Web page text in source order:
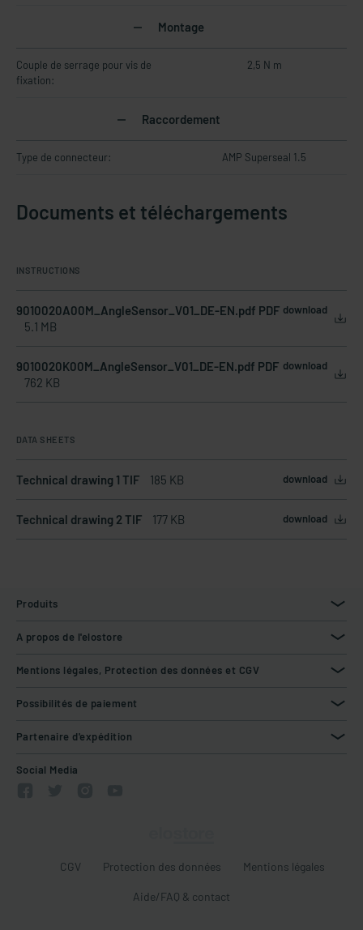
Montage
Couple de serrage pour vis de
fixation:
2,5 N m
Raccordement
Type de connecteur: AMP Superseal 1.5
Documents et téléchargements
INSTRUCTIONS
9010020A00M_AngleSensor_V01_DE-EN.pdf PDF
5.1 MB
download
9010020K00M_AngleSensor_V01_DE-EN.pdf PDF
762 KB
download
DATA SHEETS
Technical drawing 1 TIF 185 KB download
Technical drawing 2 TIF 177 KB download
Produits
A propos de l'elostore
Mentions légales, Protection des données et CGV
Possibilités de paiement
Partenaire d'expédition
Social Media
CGV Protection des données Mentions légales
Aide/FAQ & contact